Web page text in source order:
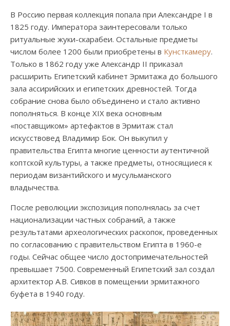
В Россию первая коллекция попала при Александре I в
1825 году. Императора заинтересовали только
ритуальные жуки-скарабеи. Остальные предметы
числом более 1200 были приобретены в Кунсткамеру.
Только в 1862 году уже Александр II приказал
расширить Египетский кабинет Эрмитажа до большого
зала ассирийских и египетских древностей. Тогда
собрание снова было объединено и стало активно
пополняться. В конце XIX века основным
«поставщиком» артефактов в Эрмитаж стал
искусствовед Владимир Бок. Он выкупил у
правительства Египта многие ценности аутентичной
коптской культуры, а также предметы, относящиеся к
периодам византийского и мусульманского
владычества.
После революции экспозиция пополнялась за счет
национализации частных собраний, а также
результатами археологических раскопок, проведенных
по согласованию с правительством Египта в 1960-е
годы. Сейчас общее число достопримечательностей
превышает 7500. Современный Египетский зал создал
архитектор А.В. Сивков в помещении эрмитажного
буфета в 1940 году.